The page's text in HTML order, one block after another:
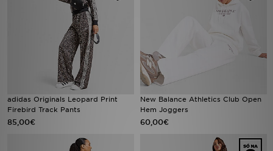
adidas Originals Leopard Print
Firebird Track Pants
85,00€
New Balance Athletics Club Open
Hem Joggers
60,00€